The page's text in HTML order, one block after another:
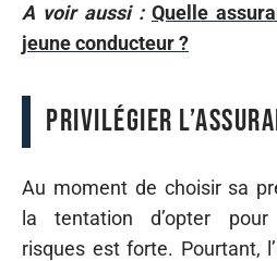
A voir aussi : Quelle
jeune conducteur ?
Privilégier
Au moment de choisir sa
la tentation d’opter pour
risques est forte. Pourtant,